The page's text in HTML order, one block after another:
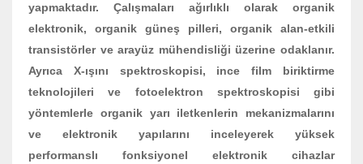
yapmaktadır. Çalışmaları ağırlıklı olarak organik
elektronik, organik güneş pilleri, organik alan-etkili
transistörler ve arayüz mühendisliği üzerine odaklanır.
Ayrıca X-ışını spektroskopisi, ince film biriktirme
teknolojileri ve fotoelektron spektroskopisi gibi
yöntemlerle organik yarı iletkenlerin mekanizmalarını
ve elektronik yapılarını inceleyerek yüksek
performanslı fonksiyonel elektronik cihazlar